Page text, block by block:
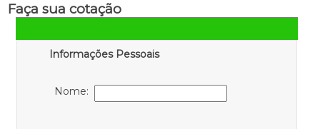
Faça sua cotação
Informações Pessoais
Nome: